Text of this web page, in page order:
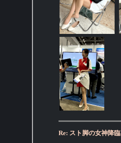
Re: スト脚の女神降臨